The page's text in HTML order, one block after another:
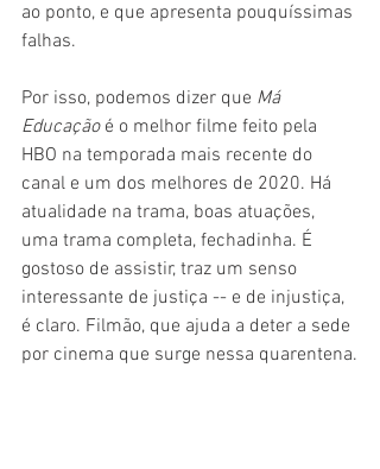
ao ponto, e que apresenta pouquíssimas
falhas.
Por isso, podemos dizer que Má
Educação é o melhor filme feito pela
HBO na temporada mais recente do
canal e um dos melhores de 2020. Há
atualidade na trama, boas atuações,
uma trama completa, fechadinha. É
gostoso de assistir, traz um senso
interessante de justiça -- e de injustiça,
é claro. Filmão, que ajuda a deter a sede
por cinema que surge nessa quarentena.